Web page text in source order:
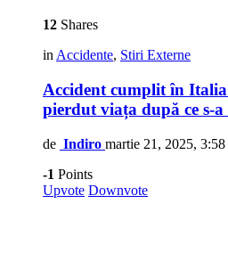
12 Shares
in Accidente, Stiri Externe
Accident cumplit în
pierdut viața după ce s-
de Indiro martie 21, 2025,
-1 Points
Upvote Downvote